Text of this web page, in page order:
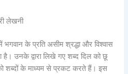
लेखनी
भगवान के प्रति असीम श्रद्धा और विश्वास
है। उनके द्वारा लिखे गए शब्द दिल को छू
शब्दों के माध्यम से प्रकट करते हैं। इस